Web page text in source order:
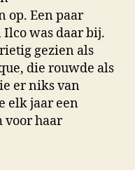
op. Een paar
was daar bij.
gezien als
die rouwde als
er niks van
elk jaar een
voor haar